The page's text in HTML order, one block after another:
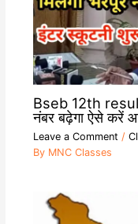
Bseb 12th
नंबर बढ़ेगा ऐसे करें
Leave a Comment /
By MNC Classes